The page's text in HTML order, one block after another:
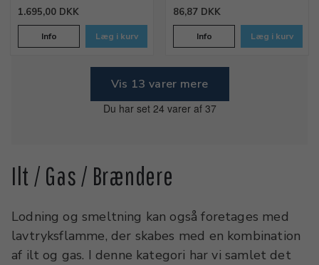
1.695,00 DKK
Info Læg i kurv
86,87 DKK
Info Læg i kurv
Vis 13 varer mere
Du har set 24 varer af 37
Ilt / Gas / Brændere
Lodning og smeltning kan også foretages med
lavtryksflamme, der skabes med en kombination
af ilt og gas. I denne kategori har vi samlet det